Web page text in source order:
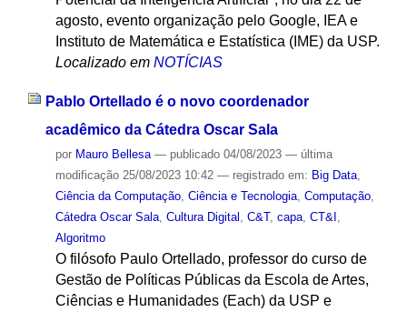
agosto, evento organização pelo Google, IEA e
Instituto de Matemática e Estatística (IME) da USP.
Localizado em NOTÍCIAS
Pablo Ortellado é o novo coordenador
acadêmico da Cátedra Oscar Sala
por Mauro Bellesa — publicado04/08/2023 — última
modificação25/08/2023 10:42 — registrado em: Big Data,
Ciência da Computação, Ciência e Tecnologia, Computação,
Cátedra Oscar Sala, Cultura Digital C&T, capa, CT&I
Algoritmo
O filósofo Paulo Ortellado, professor do curso de
Gestão de Políticas Públicas da Escola de Artes,
Ciências e Humanidades (Each) da USP e